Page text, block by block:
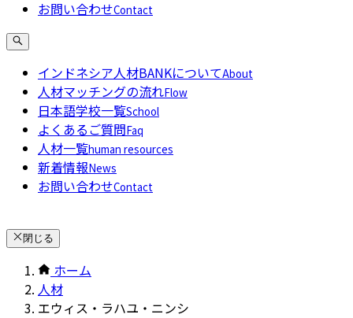
お問い合わせContact
インドネシア人材BANKについてAbout
人材マッチングの流れFlow
日本語学校一覧School
よくあるご質問Faq
人材一覧human resources
新着情報News
お問い合わせContact
閉じる
ホーム
人材
エウィス・ラハユ・ニンシ